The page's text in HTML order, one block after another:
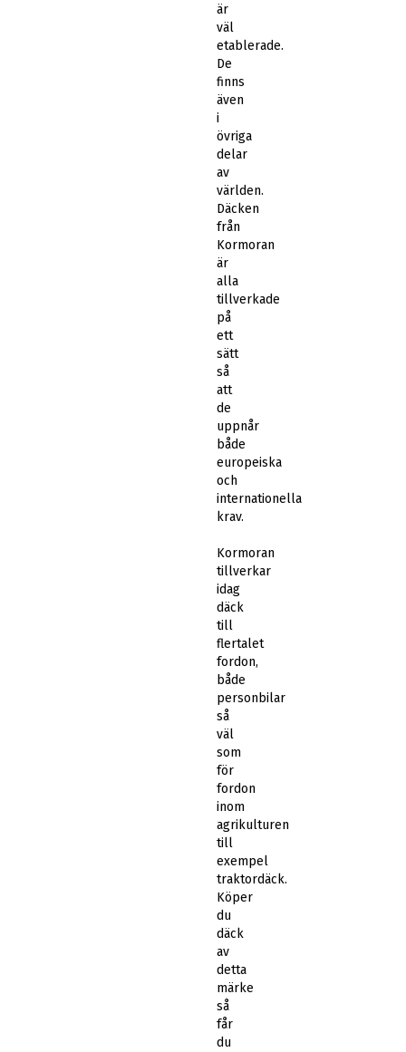
är
väl
etablerade.
De
finns
även
i
övriga
delar
av
världen.
Däcken
från
Kormoran
är
alla
tillverkade
på
ett
sätt
så
att
de
uppnår
både
europeiska
och
internationella
krav.
Kormoran
tillverkar
idag
däck
till
flertalet
fordon,
både
personbilar
så
väl
som
för
fordon
inom
agrikulturen
till
exempel
traktordäck.
Köper
du
däck
av
detta
märke
så
får
du